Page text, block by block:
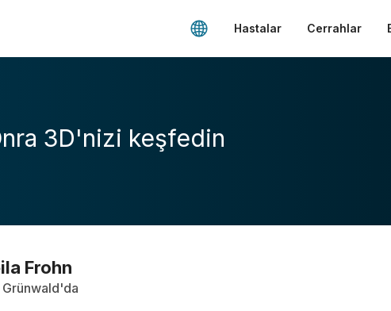
Hastalar Cerrahlar
3D'nizi keşfedin
Frohn